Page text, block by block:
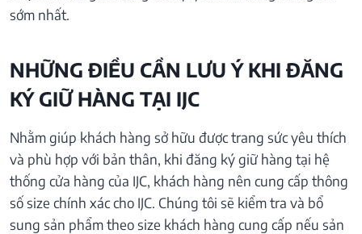
sớm nhất.
NHỮNG ĐIỀU CẦN LƯU Ý KHI ĐĂNG
KÝ GIỮ HÀNG TẠI IJC
Nhằm giúp khách hàng sở hữu được trang sức yêu thích
và phù hợp với bản thân, khi đăng ký giữ hàng tại hệ
thống cửa hàng của IJC, khách hàng nên cung cấp thông
số size chính xác cho IJC. Chúng tôi sẽ kiểm tra và bổ
sung sản phẩm theo size khách hàng cung cấp nếu sản